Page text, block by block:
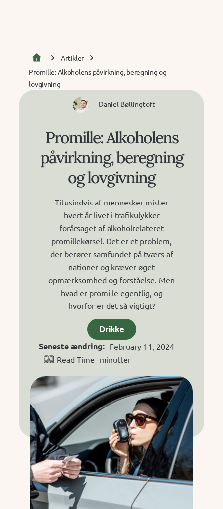
Artikler
Promille: Alkoholens påvirkning, beregning og
lovgivning
Daniel Bøllingtoft
Promille: Alkoholens
påvirkning, beregning
og lovgivning
Titusindvis af mennesker mister
hvert år livet i trafikulykker
forårsaget af alkoholrelateret
promillekørsel. Det er et problem,
der berører samfundet på tværs af
nationer og kræver øget
opmærksomhed og forståelse. Men
hvad er promille egentlig, og
hvorfor er det så vigtigt?
Drikke
Seneste ændring: February 11, 2024
Read Time minutter